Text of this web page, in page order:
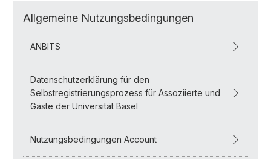
Allgemeine Nutzungsbedingungen
ANBITS
Datenschutzerklärung für den
Selbstregistrierungsprozess für Assoziierte und
Gäste der Universität Basel
Nutzungsbedingungen Account